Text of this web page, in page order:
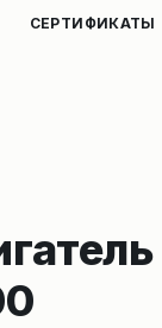
СЕРТИФИКАТЫ